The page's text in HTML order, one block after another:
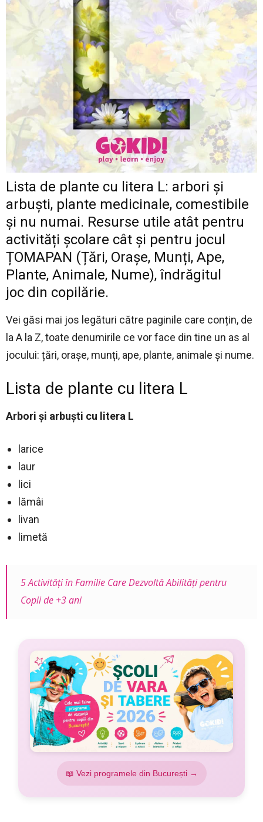
Lista de plante cu litera L: arbori și
arbuști, plante medicinale, comestibile
și nu numai. Resurse utile atât pentru
activități școlare cât și pentru jocul
ȚOMAPAN (Țări, Orașe, Munți, Ape,
Plante, Animale, Nume), îndrăgitul
joc din copilărie.
Vei găsi mai jos legături către paginile care conțin, de
la A la Z, toate denumirile ce vor face din tine un as al
jocului: țări, orașe, munți, ape, plante, animale și nume.
Lista de plante cu litera L
Arbori și arbuști cu litera L
larice
laur
lici
lămâi
livan
limetă
5 Activități în Familie Care Dezvoltă Abilități pentru
Copii de +3 ani
📖 Vezi programele din București →